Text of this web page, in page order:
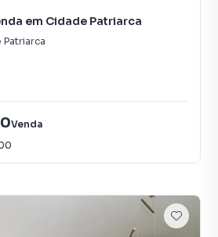
em Cidade Patriarca
Patriarca
Venda